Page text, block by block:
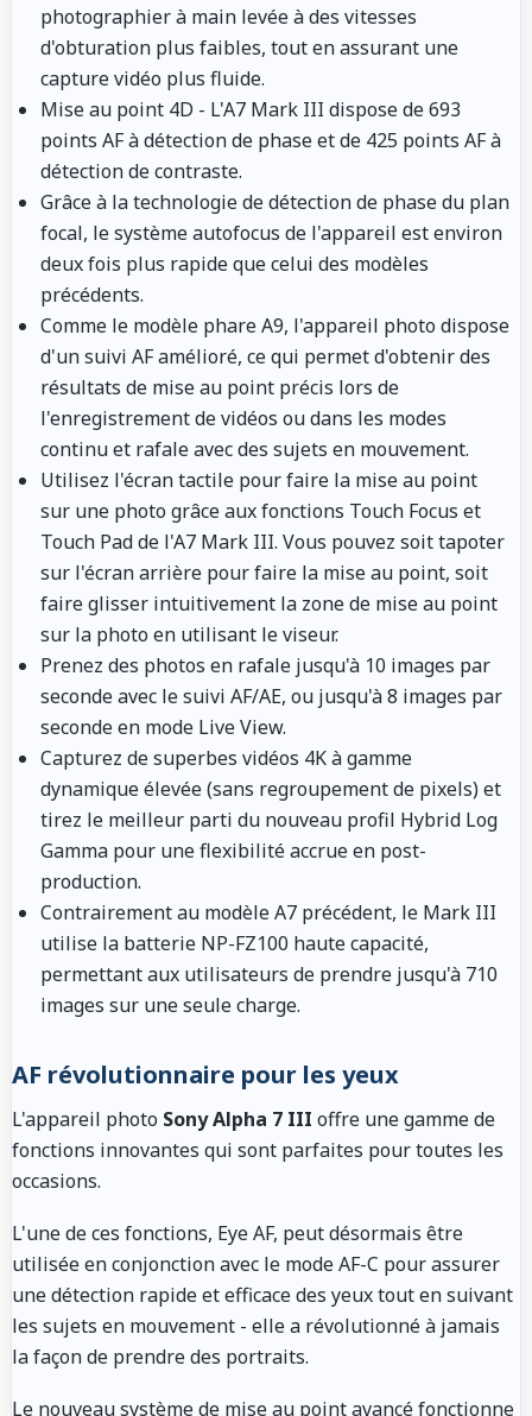
photographier à main levée à des vitesses
d'obturation plus faibles, tout en assurant une
capture vidéo plus fluide.
Mise au point 4D - L'A7 Mark III dispose de 693
points AF à détection de phase et de 425 points AF à
détection de contraste.
Grâce à la technologie de détection de phase du plan
focal, le système autofocus de l'appareil est environ
deux fois plus rapide que celui des modèles
précédents.
Comme le modèle phare A9, l'appareil photo dispose
d'un suivi AF amélioré, ce qui permet d'obtenir des
résultats de mise au point précis lors de
l'enregistrement de vidéos ou dans les modes
continu et rafale avec des sujets en mouvement.
Utilisez l'écran tactile pour faire la mise au point
sur une photo grâce aux fonctions Touch Focus et
Touch Pad de l'A7 Mark III. Vous pouvez soit tapoter
sur l'écran arrière pour faire la mise au point, soit
faire glisser intuitivement la zone de mise au point
sur la photo en utilisant le viseur.
Prenez des photos en rafale jusqu'à 10 images par
seconde avec le suivi AF/AE, ou jusqu'à 8 images par
seconde en mode Live View.
Capturez de superbes vidéos 4K à gamme
dynamique élevée (sans regroupement de pixels) et
tirez le meilleur parti du nouveau profil Hybrid Log
Gamma pour une flexibilité accrue en post-
production.
Contrairement au modèle A7 précédent, le Mark III
utilise la batterie NP-FZ100 haute capacité,
permettant aux utilisateurs de prendre jusqu'à 710
images sur une seule charge.
AF révolutionnaire pour les yeux
L'appareil photo Sony Alpha 7 III offre une gamme de
fonctions innovantes qui sont parfaites pour toutes les
occasions.
L'une de ces fonctions, Eye AF, peut désormais être
utilisée en conjonction avec le mode AF-C pour assurer
une détection rapide et efficace des yeux tout en suivant
les sujets en mouvement - elle a révolutionné à jamais
la façon de prendre des portraits.
Le nouveau système de mise au point avancé fonctionne